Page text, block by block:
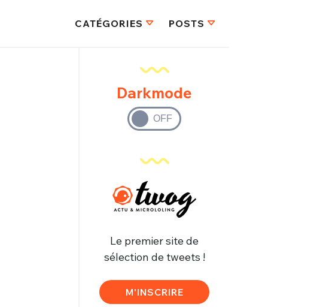
CATÉGORIES POSTS
Darkmode
Le premier site de
sélection de tweets !
M'INSCRIRE